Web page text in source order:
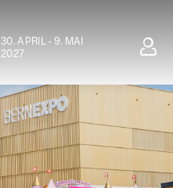
30. APRIL - 9. MAI
2027